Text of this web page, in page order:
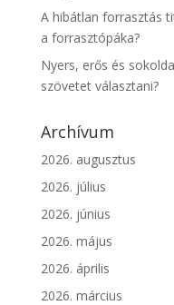
A hibátlan forrasztás
a forrasztópáka?
Nyers, erős és
szövetet választani?
Archívum
2026. augusztus
2026. július
2026. június
2026. május
2026. április
2026. március